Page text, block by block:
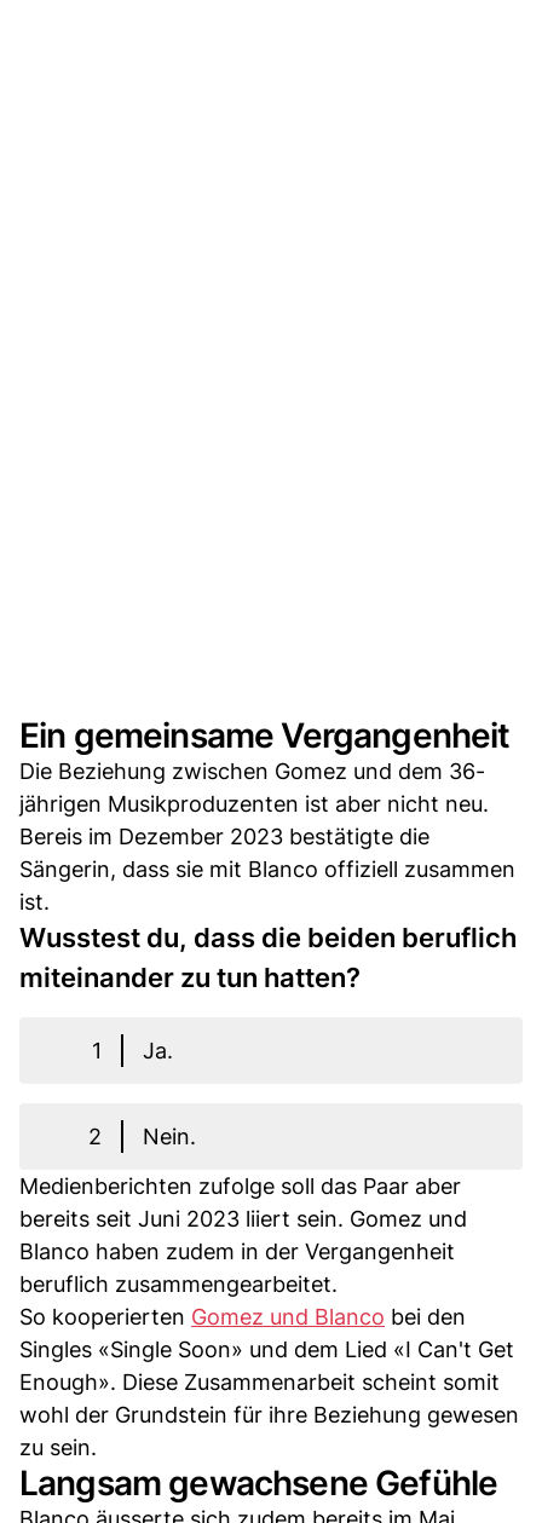
Ein gemeinsame Vergangenheit
Die Beziehung zwischen Gomez und dem 36-
jährigen Musikproduzenten ist aber nicht neu.
Bereis im Dezember 2023 bestätigte die
Sängerin, dass sie mit Blanco offiziell zusammen
ist.
Wusstest du, dass die beiden beruflich
miteinander zu tun hatten?
1 Ja.
2
Nein.
Medienberichten zufolge soll das Paar aber
bereits seit Juni 2023 liiert sein. Gomez und
Blanco haben zudem in der Vergangenheit
beruflich zusammengearbeitet.
So kooperierten Gomez und Blanco bei den
Singles «Single Soon» und dem Lied «I Can't Get
Enough». Diese Zusammenarbeit scheint somit
wohl der Grundstein für ihre Beziehung gewesen
zu sein.
Langsam gewachsene Gefühle